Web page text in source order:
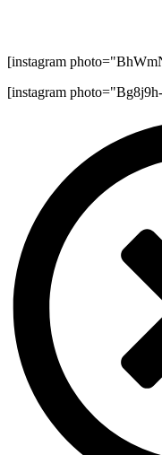
[instagram
[instagram